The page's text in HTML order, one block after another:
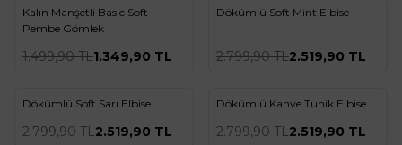
Yeni
% 10
Favorilere Ekle
Kalın Manşetli Basic Soft
Pembe Gömlek
1.499,90TL1.349,90 TL
Yeni
Dökümlü Soft Mint Elbise
2.799,90TL2.519,90 TL
Yeni
% 10
Dökümlü Soft Sarı Elbise
2.799,90TL2.519,90 TL
Yeni
% 10
Dökümlü Kahve Tunik Elbise
2.799,90TL2.519,90 TL